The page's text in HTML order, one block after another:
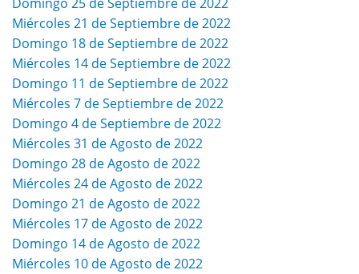
Miércoles 21 de Septiembre de 2022
Domingo 18 de Septiembre de 2022
Miércoles 14 de Septiembre de 2022
Domingo 11 de Septiembre de 2022
Miércoles 7 de Septiembre de 2022
Domingo 4 de Septiembre de 2022
Miércoles 31 de Agosto de 2022
Domingo 28 de Agosto de 2022
Miércoles 24 de Agosto de 2022
Domingo 21 de Agosto de 2022
Miércoles 17 de Agosto de 2022
Domingo 14 de Agosto de 2022
Miércoles 10 de Agosto de 2022